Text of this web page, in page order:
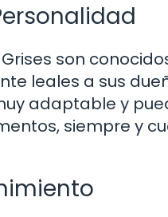
son
leales a sus
adaptable y
siempre y